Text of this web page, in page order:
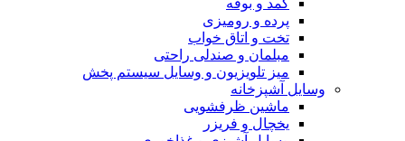
کمد و بوفه
پرده و رومیزی
تخت و اتاق خواب
مبلمان و صندلی راحتی
میز تلویزیون و وسایل سیستم پخش
وسایل آشپزخانه
ماشین ظرفشویی
یخچال و فریزر